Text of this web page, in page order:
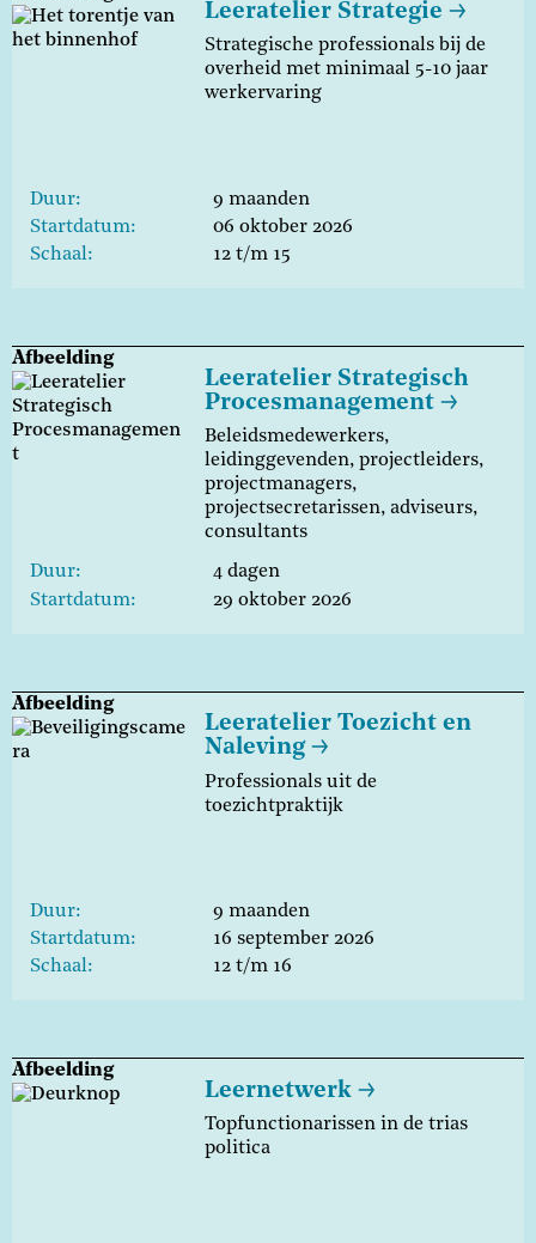
Leeratelier Strategie
Strategische professionals bij de
overheid met minimaal 5-10 jaar
werkervaring
Duur
9 maanden
Startdatum
06 oktober 2026
Schaal
12 t/m 15
Afbeelding
Leeratelier Strategisch
Procesmanagement
Beleidsmedewerkers,
leidinggevenden, projectleiders,
projectmanagers,
projectsecretarissen, adviseurs,
consultants
Duur
4 dagen
Startdatum
29 oktober 2026
Afbeelding
Leeratelier Toezicht en
Naleving
Professionals uit de
toezichtpraktijk
Duur
9 maanden
Startdatum
16 september 2026
Schaal
12 t/m 16
Afbeelding
Leernetwerk
Topfunctionarissen in de trias
politica